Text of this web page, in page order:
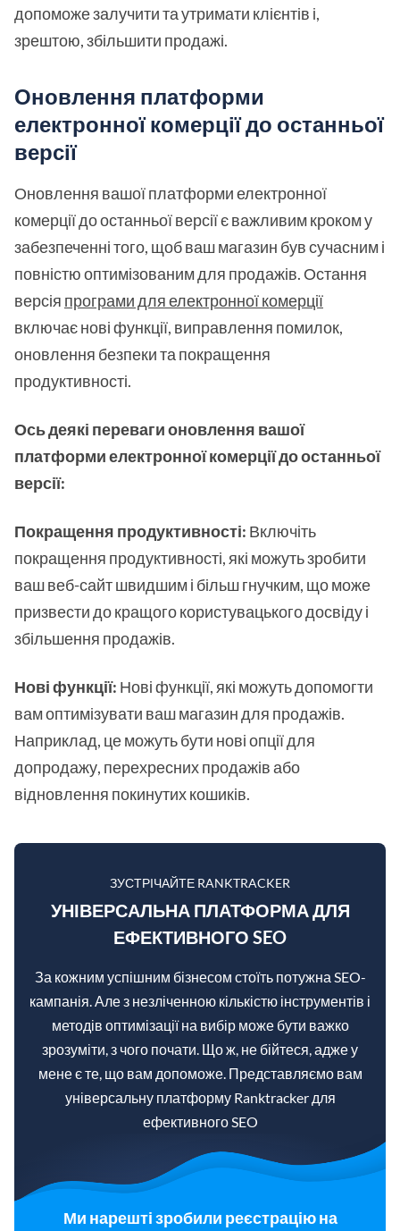
допоможе залучити та утримати клієнтів і,
зрештою, збільшити продажі.
Оновлення платформи
електронної комерції до останньої
версії
Оновлення вашої платформи електронної
комерції до останньої версії є важливим кроком у
забезпеченні того, щоб ваш магазин був сучасним і
повністю оптимізованим для продажів. Остання
версія програми для електронної комерції
включає нові функції, виправлення помилок,
оновлення безпеки та покращення
продуктивності.
Ось деякі переваги оновлення вашої
платформи електронної комерції до останньої
версії:
Покращення продуктивності: Включіть
покращення продуктивності, які можуть зробити
ваш веб-сайт швидшим і більш гнучким, що може
призвести до кращого користувацького досвіду і
збільшення продажів.
Нові функції: Нові функції, які можуть допомогти
вам оптимізувати ваш магазин для продажів.
Наприклад, це можуть бути нові опції для
допродажу, перехресних продажів або
відновлення покинутих кошиків.
ЗУСТРІЧАЙТЕ RANKTRACKER
УНІВЕРСАЛЬНА ПЛАТФОРМА ДЛЯ
ЕФЕКТИВНОГО SEO
За кожним успішним бізнесом стоїть потужна SEO-
кампанія. Але з незліченною кількістю інструментів і
методів оптимізації на вибір може бути важко
зрозуміти, з чого почати. Що ж, не бійтеся, адже у
мене є те, що вам допоможе. Представляємо вам
універсальну платформу Ranktracker для
ефективного SEO
Ми нарешті зробили реєстрацію на